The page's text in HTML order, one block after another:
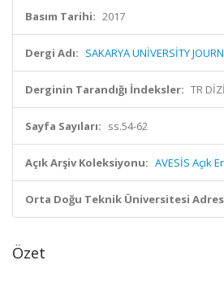
Basım Tarihi: 2017
Dergi Adı: SAKARYA UNİVERSİTY
Derginin Tarandığı İndeksler: TR
Sayfa Sayıları: ss.54-62
Açık Arşiv Koleksiyonu: AVESİS Açık
Orta Doğu Teknik Üniversitesi
Özet